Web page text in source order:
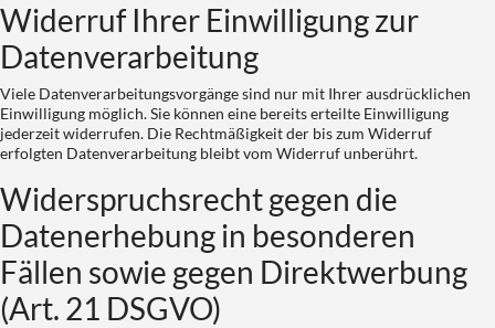
Widerruf Ihrer Einwilligung zur
Datenverarbeitung
Viele Datenverarbeitungsvorgänge sind nur mit Ihrer ausdrücklichen
Einwilligung möglich. Sie können eine bereits erteilte Einwilligung
jederzeit widerrufen. Die Rechtmäßigkeit der bis zum Widerruf
erfolgten Datenverarbeitung bleibt vom Widerruf unberührt.
Widerspruchsrecht gegen die
Datenerhebung in besonderen
Fällen sowie gegen Direktwerbung
(Art. 21 DSGVO)